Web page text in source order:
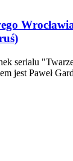
serialu
jest Paweł